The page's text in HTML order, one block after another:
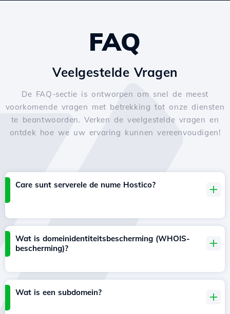
FAQ
Veelgestelde Vragen
De FAQ-sectie is ontworpen om snel de meest
voorkomende vragen met betrekking tot onze diensten
te beantwoorden. Verken de veelgestelde vragen en
ontdek hoe we uw ervaring kunnen vereenvoudigen!
Care sunt serverele de nume Hostico?
Wat is domeinidentiteitsbescherming (WHOIS-
bescherming)?
Wat is een subdomein?